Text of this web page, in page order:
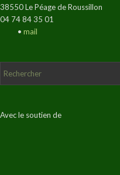
38550 Le Péage de Roussillon
04 74 84 35 01
• mail
Avec le soutien de